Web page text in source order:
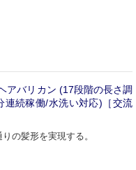
アバリカン (17段階の長さ調
連続稼働/水洗い対応)［交流
の髪形を実現する。